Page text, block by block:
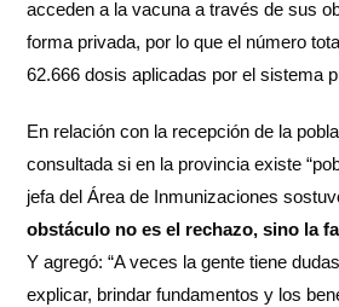
acceden a la vacuna a través de sus
forma privada, por lo que el número
62.666 dosis aplicadas por el sistema
En relación con la recepción de la
consultada si en la provincia existe
jefa del Área de Inmunizaciones
obstáculo no es el rechazo, sino la
Y agregó: “A veces la gente tiene
explicar, brindar fundamentos y los